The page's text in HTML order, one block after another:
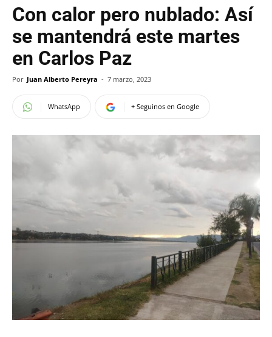
Con calor pero nublado: Así
se mantendrá este martes
en Carlos Paz
Por Juan Alberto Pereyra - 7 marzo, 2023
WhatsApp + Seguinos en Google